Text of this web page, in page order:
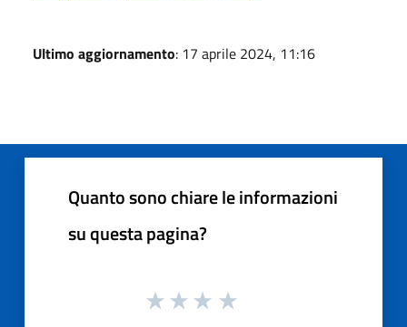
Ultimo aggiornamento: 17 aprile 2024, 11:16
Quanto sono chiare le informazioni
su questa pagina?